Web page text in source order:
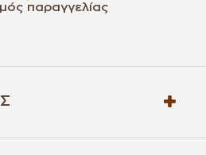
παραγγελίας